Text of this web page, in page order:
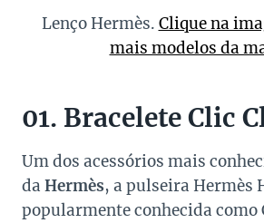
Lenço Hermès. Clique na
mais modelos da
01. Bracelete Clic
Um dos acessórios mais
da Hermès, a pulseira Hermès
popularmente conhecida como